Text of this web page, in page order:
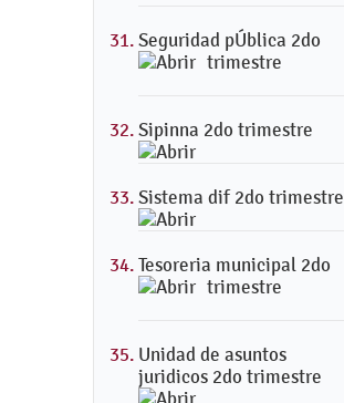
Seguridad pÚblica 2do
trimestre
Sipinna 2do trimestre
Sistema dif 2do trimestre
Tesoreria municipal 2do
trimestre
Unidad de asuntos
juridicos 2do trimestre